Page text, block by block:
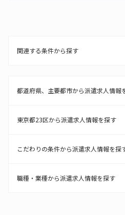
関連する条件から探す
都道府県、主要都市から派遣求人情報
東京都23区から派遣求人情報を探す
こだわりの条件から派遣求人情報を探
職種・業種から派遣求人情報を探す